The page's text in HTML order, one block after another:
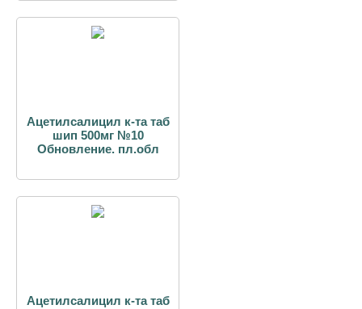
Ацетилсалицил к-та таб
шип 500мг №10
Обновление. пл.обл
Ацетилсалицил к-та таб